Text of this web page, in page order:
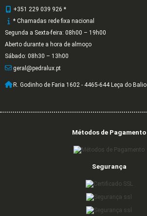
+351 229 039 926 *
* Chamadas rede fixa nacional
Segunda a Sexta-feira: 08h00 – 19h00
Aberto durante a hora de almoço
Sábado: 08h30 – 13h00
geral@pedralux.pt
R. Godinho de Faria 1602 - 4465-644 Leça do Balio
Métodos de Pagamento
Segurança